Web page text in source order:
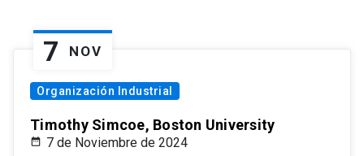
7 NOV
Organización Industrial
Timothy Simcoe, Boston University
7 de Noviembre de 2024